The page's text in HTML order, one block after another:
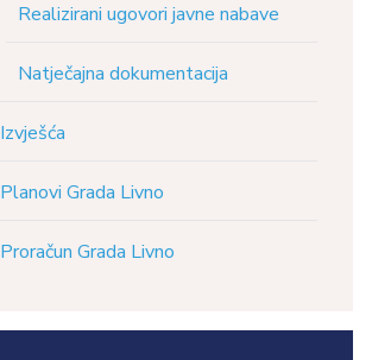
Realizirani ugovori javne nabave
Natječajna dokumentacija
Izvješća
Planovi Grada Livno
Proračun Grada Livno